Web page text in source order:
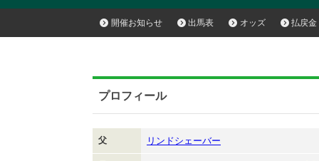
開催お知らせ 出馬表 オッズ 払戻金
プロフィール
父 リンドシェーバー